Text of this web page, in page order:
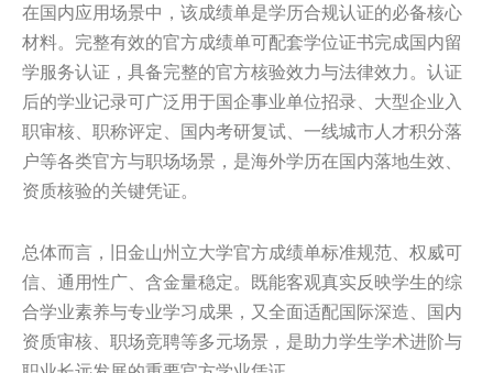
在国内应用场景中，该成绩单是学历合规认证的必备核心
材料。完整有效的官方成绩单可配套学位证书完成国内留
学服务认证，具备完整的官方核验效力与法律效力。认证
后的学业记录可广泛用于国企事业单位招录、大型企业入
职审核、职称评定、国内考研复试、一线城市人才积分落
户等各类官方与职场场景，是海外学历在国内落地生效、
资质核验的关键凭证。
总体而言，旧金山州立大学官方成绩单标准规范、权威可
信、通用性广、含金量稳定。既能客观真实反映学生的综
合学业素养与专业学习成果，又全面适配国际深造、国内
资质审核、职场竞聘等多元场景，是助力学生学术进阶与